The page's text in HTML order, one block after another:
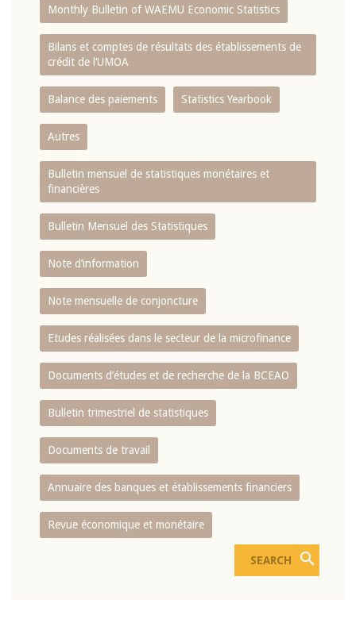
Monthly Bulletin of WAEMU Economic Statistics
Bilans et comptes de résultats des établissements de
crédit de l‘UMOA
Balance des paiements Statistics Yearbook
Autres
Bulletin mensuel de statistiques monétaires et
financières
Bulletin Mensuel des Statistiques
Note d’information
Note mensuelle de conjoncture
Etudes réalisées dans le secteur de la microfinance
Documents d’études et de recherche de la BCEAO
Bulletin trimestriel de statistiques
Documents de travail
Annuaire des banques et établissements financiers
Revue économique et monétaire